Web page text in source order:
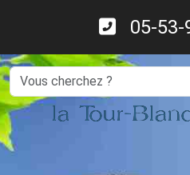
05-53-
Search
la Tour-